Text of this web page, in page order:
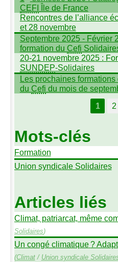
CEFI Île de France
Rencontres de l’alliance
et 28 novembre
Septembre 2025 - Février
formation du Cefi
20-21 novembre 2025 :
SUNDEP-Solidaires
Les prochaines formations
du Cefi du mois de
1
2
Mots-clés
Formation
Union syndicale Solidaires
Articles liés
Climat, patriarcat, même
Solidaires)
Un congé climatique?
(Climat/ Union syndicale